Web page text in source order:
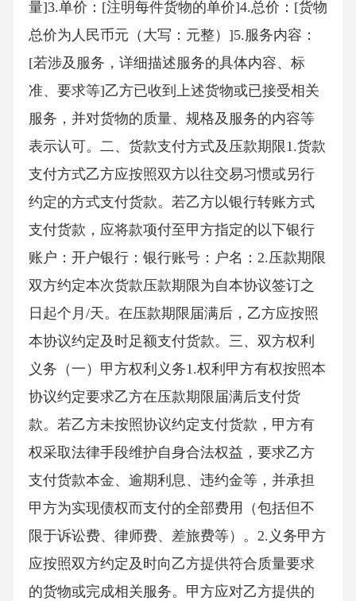
量]3.单价：[注明每件货物的单价]4.总价：[货物
总价为人民币元（大写：元整）]5.服务内容：
[若涉及服务，详细描述服务的具体内容、标
准、要求等]乙方已收到上述货物或已接受相关
服务，并对货物的质量、规格及服务的内容等
表示认可。二、货款支付方式及压款期限1.货款
支付方式乙方应按照双方以往交易习惯或另行
约定的方式支付货款。若乙方以银行转账方式
支付货款，应将款项付至甲方指定的以下银行
账户：开户银行：银行账号：户名：2.压款期限
双方约定本次货款压款期限为自本协议签订之
日起个月/天。在压款期限届满后，乙方应按照
本协议约定及时足额支付货款。三、双方权利
义务（一）甲方权利义务1.权利甲方有权按照本
协议约定要求乙方在压款期限届满后支付货
款。若乙方未按照协议约定支付货款，甲方有
权采取法律手段维护自身合法权益，要求乙方
支付货款本金、逾期利息、违约金等，并承担
甲方为实现债权而支付的全部费用（包括但不
限于诉讼费、律师费、差旅费等）。2.义务甲方
应按照双方约定及时向乙方提供符合质量要求
的货物或完成相关服务。甲方应对乙方提供的